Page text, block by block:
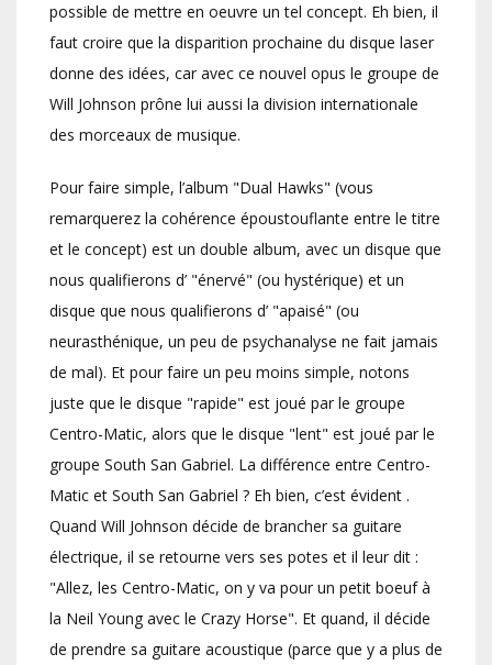
possible de mettre en oeuvre un tel concept. Eh bien, il
faut croire que la disparition prochaine du disque laser
donne des idées, car avec ce nouvel opus le groupe de
Will Johnson prône lui aussi la division internationale
des morceaux de musique.
Pour faire simple, l’album "Dual Hawks" (vous
remarquerez la cohérence époustouflante entre le titre
et le concept) est un double album, avec un disque que
nous qualifierons d’ "énervé" (ou hystérique) et un
disque que nous qualifierons d’ "apaisé" (ou
neurasthénique, un peu de psychanalyse ne fait jamais
de mal). Et pour faire un peu moins simple, notons
juste que le disque "rapide" est joué par le groupe
Centro-Matic, alors que le disque "lent" est joué par le
groupe South San Gabriel. La différence entre Centro-
Matic et South San Gabriel ? Eh bien, c’est évident .
Quand Will Johnson décide de brancher sa guitare
électrique, il se retourne vers ses potes et il leur dit :
"Allez, les Centro-Matic, on y va pour un petit boeuf à
la Neil Young avec le Crazy Horse". Et quand, il décide
de prendre sa guitare acoustique (parce que y a plus de